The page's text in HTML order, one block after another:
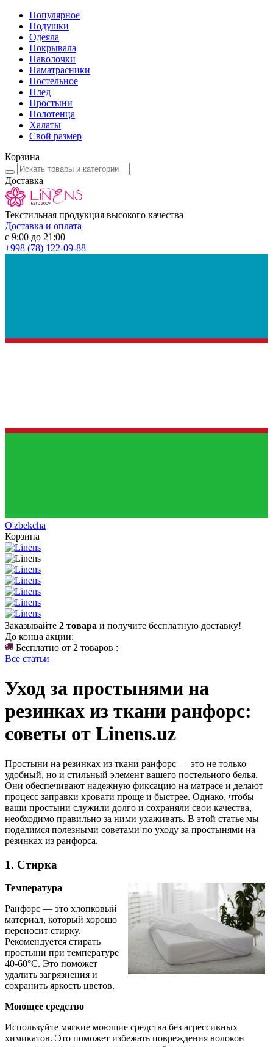
Популярное
Подушки
Одеяла
Покрывала
Наволочки
Наматрасники
Постельное
Плед
Простыни
Полотенца
Халаты
Свой размер
Корзина
Доставка
Текстильная продукция высокого качества
Доставка и оплата
с 9:00 до 21:00
+998 (78) 122-09-88
O'zbekcha
Корзина
Заказывайте 2 товара и получите бесплатную доставку!
До конца акции:
Бесплатно от 2 товаров :
Все статьи
Уход за простынями на
резинках из ткани ранфорс:
советы от Linens.uz
Простыни на резинках из ткани ранфорс — это не только
удобный, но и стильный элемент вашего постельного белья.
Они обеспечивают надежную фиксацию на матрасе и делают
процесс заправки кровати проще и быстрее. Однако, чтобы
ваши простыни служили долго и сохраняли свои качества,
необходимо правильно за ними ухаживать. В этой статье мы
поделимся полезными советами по уходу за простынями на
резинках из ранфорса.
1. Стирка
Температура
Ранфорс — это хлопковый
материал, который хорошо
переносит стирку.
Рекомендуется стирать
простыни при температуре
40-60°C. Это поможет
удалить загрязнения и
сохранить яркость цветов.
Моющее средство
Используйте мягкие моющие средства без агрессивных
химикатов. Это поможет избежать повреждения волокон